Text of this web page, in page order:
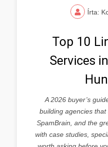
Írta:
Top 10
Services
A 2026 buyer’s
building agencies that
SpamBrain, and the
with case studies,